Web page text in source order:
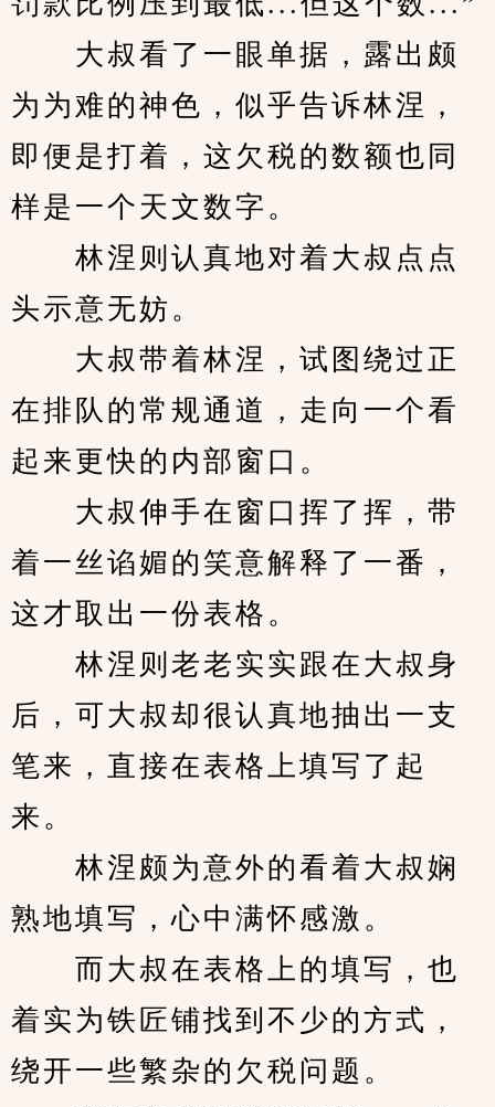
大叔看了一眼单据，露出颇
为为难的神色，似乎告诉林涅，
即便是打着，这欠税的数额也同
样是一个天文数字。
林涅则认真地对着大叔点点
头示意无妨。
大叔带着林涅，试图绕过正
在排队的常规通道，走向一个看
起来更快的内部窗口。
大叔伸手在窗口挥了挥，带
着一丝谄媚的笑意解释了一番，
这才取出一份表格。
林涅则老老实实跟在大叔身
后，可大叔却很认真地抽出一支
笔来，直接在表格上填写了起
来。
林涅颇为意外的看着大叔娴
熟地填写，心中满怀感激。
而大叔在表格上的填写，也
着实为铁匠铺找到不少的方式，
绕开一些繁杂的欠税问题。